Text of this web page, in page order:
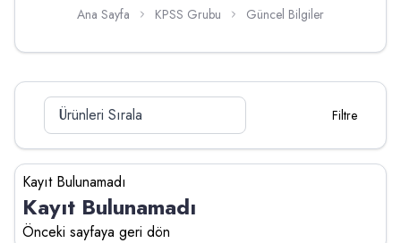
Ana Sayfa KPSS Grubu Güncel Bilgiler
Filtre
Kayıt Bulunamadı
Kayıt Bulunamadı
Önceki sayfaya geri dön